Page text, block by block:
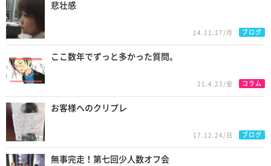
悲壮感
14.11.17/月 ブログ
ここ数年でずっと多かった質問。
21.4.23/金 コラム
お客様へのクリプレ
17.12.24/日 ブログ
無事完走！第七回少人数オフ会